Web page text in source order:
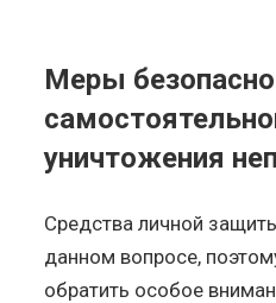
Меры
уничтожения
Средства личной
данном вопросе,
обратить особое